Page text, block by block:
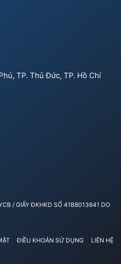
TP. Thủ Đức, TP. Hồ Chí
/ GIẤY ĐKHKD SỐ 41B8013641 DO
ĐIỀU KHOẢN SỬ DỤNG LIÊN HỆ